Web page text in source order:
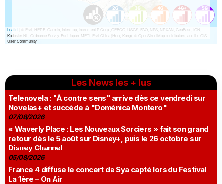
Les News les + lus
Telenovela : "À contre sens" arrive dès ce vendredi sur
Novelas+ et succède à "Doménica Montero"
07/08/2026
« Waverly Place : Les Nouveaux Sorciers » fait son grand
retour dès le 5 août sur Disney+, puis le 26 octobre sur
Disney Channel
05/08/2026
France 4 diffuse le concert de Sya capté lors du Festival
La 1ère – On Air